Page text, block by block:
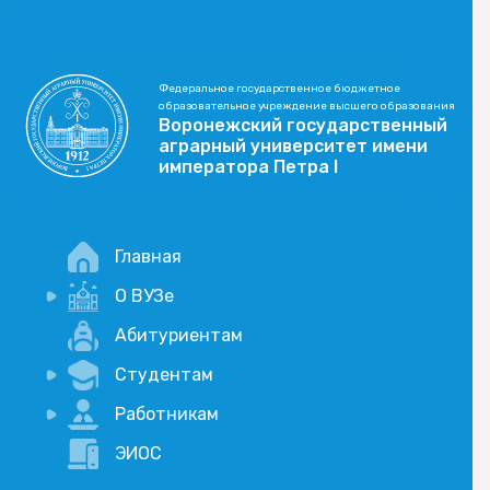
Федеральное государственное бюджетное
образовательное учреждение высшего образования
Воронежский государственный
аграрный университет имени
императора Петра I
Главная
О ВУЗе
Новости
Учебный процесс
Научная деятельность
Абитуриентам
Студентам
Портал дистанционого обучения
Академические отпуска
Работникам
Внимание, опрос!
ЭИОС